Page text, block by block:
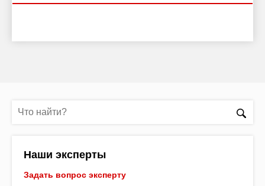
Наши эксперты
Задать вопрос эксперту